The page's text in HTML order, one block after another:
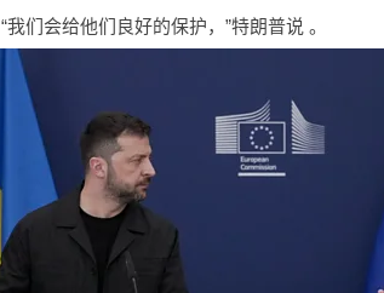
“我们会给他们良好的保护，”特朗普说 。